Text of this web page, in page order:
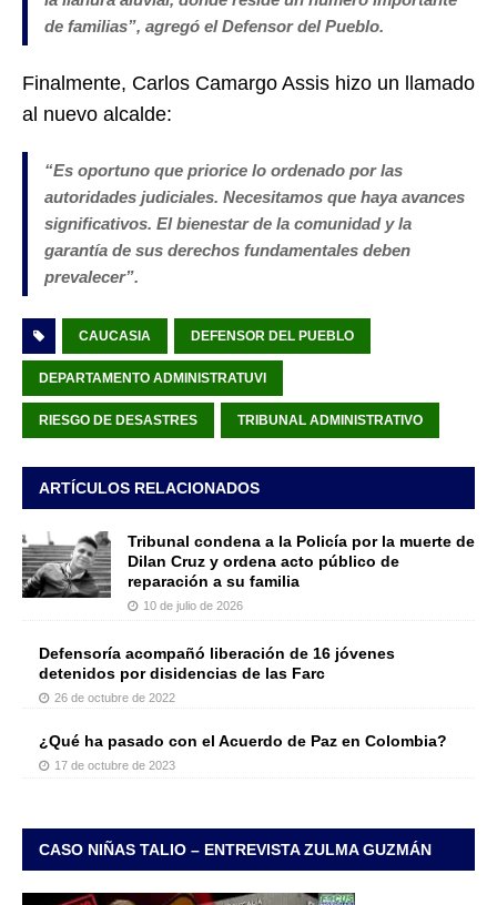
de familias”, agregó el Defensor del Pueblo.
Finalmente, Carlos Camargo Assis hizo un llamado
al nuevo alcalde:
“Es oportuno que priorice lo ordenado por las
autoridades judiciales. Necesitamos que haya avances
significativos. El bienestar de la comunidad y la
garantía de sus derechos fundamentales deben
prevalecer”.
CAUCASIA DEFENSOR DEL PUEBLO
DEPARTAMENTO ADMINISTRATUVI
RIESGO DE DESASTRES TRIBUNAL ADMINISTRATIVO
ARTÍCULOS RELACIONADOS
Tribunal condena a la Policía por la muerte de
Dilan Cruz y ordena acto público de
reparación a su familia
10 de julio de 2026
Defensoría acompañó liberación de 16 jóvenes
detenidos por disidencias de las Farc
26 de octubre de 2022
¿Qué ha pasado con el Acuerdo de Paz en Colombia?
17 de octubre de 2023
CASO NIÑAS TALIO – ENTREVISTA ZULMA GUZMÁN